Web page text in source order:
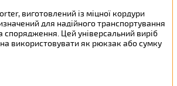
виготовлений із міцної кордури
для надійного транспортування
спорядження. Цей універсальний виріб
використовувати як рюкзак або сумку